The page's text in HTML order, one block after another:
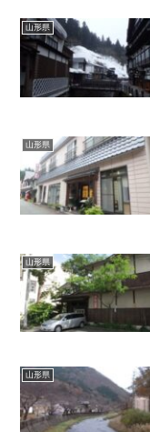
山形県
山形県
山形県
山形県